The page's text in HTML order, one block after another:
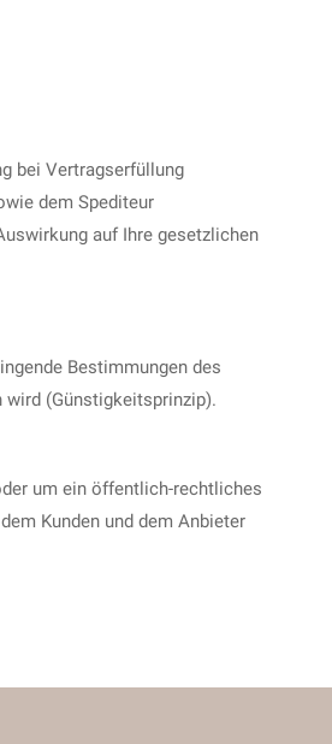
bei Vertragserfüllung
dem Spediteur
auf Ihre gesetzlichen
Bestimmungen des
wird (Günstigkeitsprinzip).
um ein öffentlich-rechtliches
Kunden und dem Anbieter